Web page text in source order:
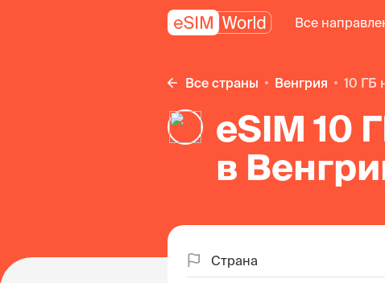
Все
Все страны Венгрия 10 ГБ
eSIM 10
в
Страна